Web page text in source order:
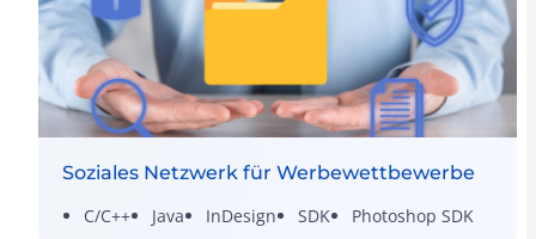
Soziales Netzwerk für Werbewettbewerbe
C/C++
Java InDesign SDK Photoshop SDK